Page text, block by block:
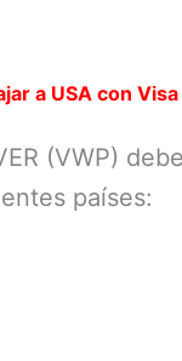
a USA con
(VWP)
países: